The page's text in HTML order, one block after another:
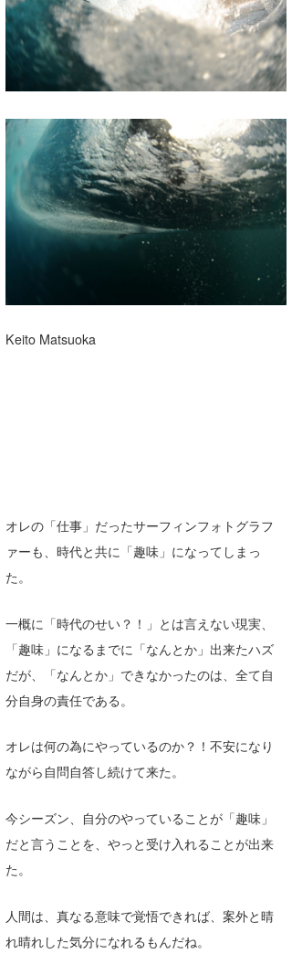
Keito Matsuoka
オレの「仕事」だったサーフィンフォトグラフ
ァーも、時代と共に「趣味」になってしまっ
た。
一概に「時代のせい？！」とは言えない現実、
「趣味」になるまでに「なんとか」出来たハズ
だが、「なんとか」できなかったのは、全て自
分自身の責任である。
オレは何の為にやっているのか？！不安になり
ながら自問自答し続けて来た。
今シーズン、自分のやっていることが「趣味」
だと言うことを、やっと受け入れることが出来
た。
人間は、真なる意味で覚悟できれば、案外と晴
れ晴れした気分になれるもんだね。